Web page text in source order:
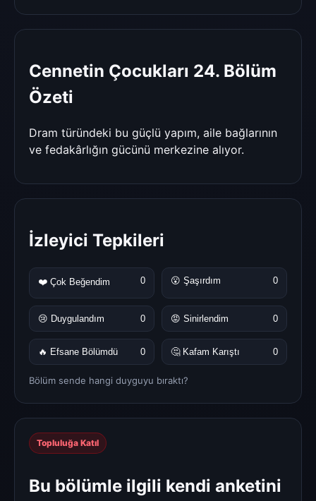
Cennetin Çocukları 24. Bölüm
Özeti
Dram türündeki bu güçlü yapım, aile bağlarının
ve fedakârlığın gücünü merkezine alıyor.
İzleyici Tepkileri
❤️ Çok Beğendim 0 😮 Şaşırdım 0
😢 Duygulandım 0 😡 Sinirlendim 0
🔥 Efsane Bölümdü 0 🤔 Kafam Karıştı 0
Bölüm sende hangi duyguyu bıraktı?
Topluluğa Katıl
Bu bölümle ilgili kendi anketini